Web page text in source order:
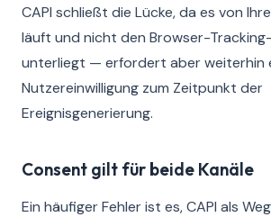
CAPI schließt die Lücke, da es von
läuft und nicht den Browser-
unterliegt — erfordert aber weiterhin
Nutzereinwilligung zum Zeitpunkt der
Ereignisgenerierung.
Consent gilt für beide Kanäle
Ein häufiger Fehler ist es, CAPI als